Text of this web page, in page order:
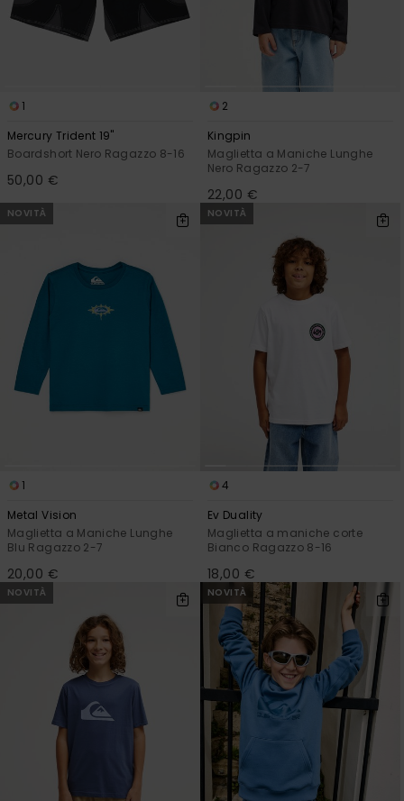
1
Mercury Trident 19"
Boardshort Nero Ragazzo 8-16
50,00 €
2
Kingpin
Maglietta a Maniche Lunghe
Nero Ragazzo 2-7
22,00 €
NOVITÀ
1
Metal Vision
Maglietta a Maniche Lunghe
Blu Ragazzo 2-7
20,00 €
NOVITÀ
4
Ev Duality
Maglietta a maniche corte
Bianco Ragazzo 8-16
18,00 €
NOVITÀ NOVITÀ